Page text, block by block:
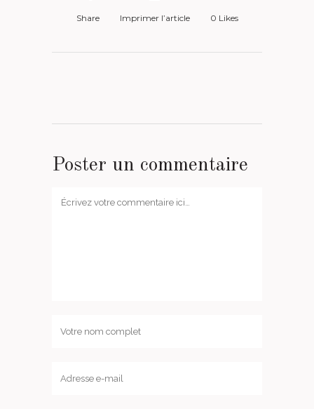
Share Imprimer l’article 0 Likes
Poster un commentaire